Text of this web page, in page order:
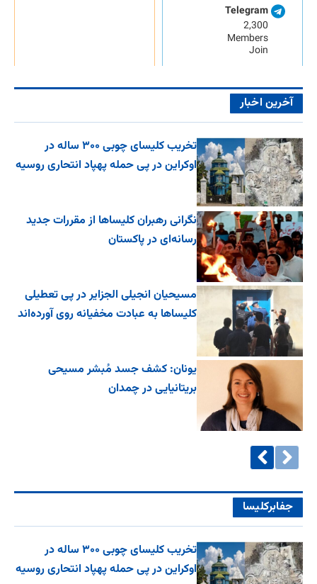
Telegram
2,300
Members
Join
آخرین اخبار
تخریب کلیسای چوبی ۳۰۰ ساله در
اوکراین در پی حمله پهپاد انتحاری روسیه
نگرانی رهبران کلیساها از مقررات جدید
رسانه‌ای در پاکستان
مسیحیان انجیلی الجزایر در پی تعطیلی
کلیساها به عبادت مخفیانه روی آورده‌اند
یونان: کشف جسد مُبشر مسیحی
بریتانیایی در چمدان
جفا‌بر‌کلیسا
تخریب کلیسای چوبی ۳۰۰ ساله در
اوکراین در پی حمله پهپاد انتحاری روسیه